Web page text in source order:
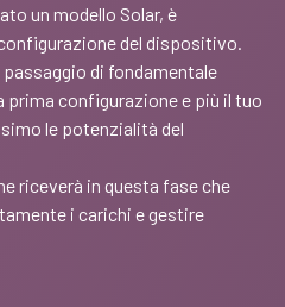
un modello Solar, è
del dispositivo.
di fondamentale
prima configurazione e più il tuo
le potenzialità del
riceverà in questa fase che
i carichi e gestire